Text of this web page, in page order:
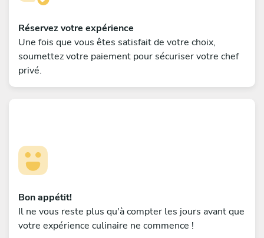
Réservez votre expérience
Une fois que vous êtes satisfait de votre choix,
soumettez votre paiement pour sécuriser votre chef
privé.
Bon appétit!
Il ne vous reste plus qu'à compter les jours avant que
votre expérience culinaire ne commence !